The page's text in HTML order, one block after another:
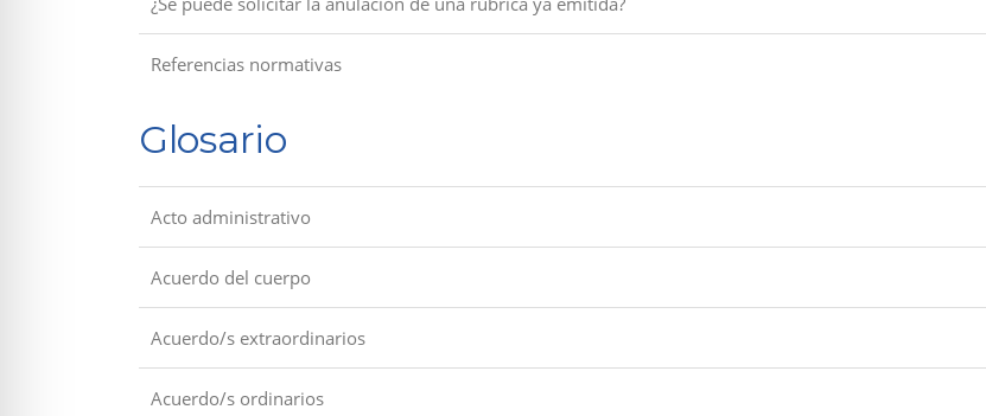
Referencias normativas
Glosario
Acto administrativo
Acuerdo del cuerpo
Acuerdo/s extraordinarios
Acuerdo/s ordinarios